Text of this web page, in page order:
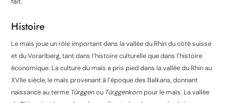
Histoire
Le maïs joue un rôle important dans la vallée du Rhin du côté suisse
et du Vorarlberg, tant dans l’histoire culturelle que dans l’histoire
économique. La culture du maïs a pris pied dans la vallée du Rhin au
XVIIe siècle, le maïs provenant à l’époque des Balkans, donnant
naissance au terme Türggenou Türggenkorn pour le maïs. La vallée